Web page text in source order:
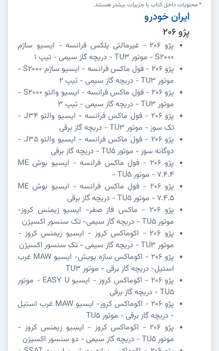
* محتویات داخل کتاب با جزییات بیشتر هستند.
ایران خودرو
پژو 206
پژو 206 - غیرمالتی پلکس فرانسه - ایسیو ساژم
S2000 - موتور TU3 - دریچه گاز سیمی - تیپ 1
پژو 206 - فول ماکس فرانسه - ایسیو ساژم S2000 -
موتور TU3 - دریچه گاز سیمی - تیپ 2
پژو 206 - فول ماکس فرانسه - ایسیو والئو S2000 -
موتور TU3 - دریچه گاز سیمی - تیپ 3
پژو 206 - فول ماکس فرانسه - ایسیو والئو J34 -
تک سوز - موتور TU3 - دریچه گاز برقی
پژو 206 - فول ماکس فرانسه - ایسیو والئو J35 -
دوگانه سوز - موتور TU5 - دریچه گاز برقی
پژو 206 - فول ماکس فرانسه - ایسیو بوش ME
7.4.4 - موتور TU5 -
پژو 206 - فول ماکس فرانسه - ایسیو بوش ME
7.4.5 - موتور TU5 - دریچه گاز برقی
پژو 206 - ماکس فاز صفر- ایسیو زیمنس کروز-
موتور TU5 - دریچه گاز سیمی- تک سنسور اکسیژن
پژو 206 - اکوماکس کروز - ایسیو زیمنس کروز -
موتور TU3 - دریچه گاز سیمی - تک سنسور اکسیژن
پژو 206 - اکوماکس سازه پویش- ایسیو MAW غرب
استیل- دریچه گاز برقی - موتور TU3
پژو 206 - اکوماکس کروز - ایسیو EASY U - موتور
TU5 - دریچه گاز برقی
پژو 206 - اکوماکس کروز- ایسیو MAW غرب استیل
- دریچه گاز برقی - موتور TU5
پژو 206 - اکوماکس کروز - ایسیو زیمنس کروز -
موتور TU5 - دریچه گاز سیمی - دو سنسور اکسیژن